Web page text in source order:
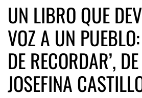
UN LIBRO QUE
VOZ A UN
DE RECORDAR’,
JOSEFINA